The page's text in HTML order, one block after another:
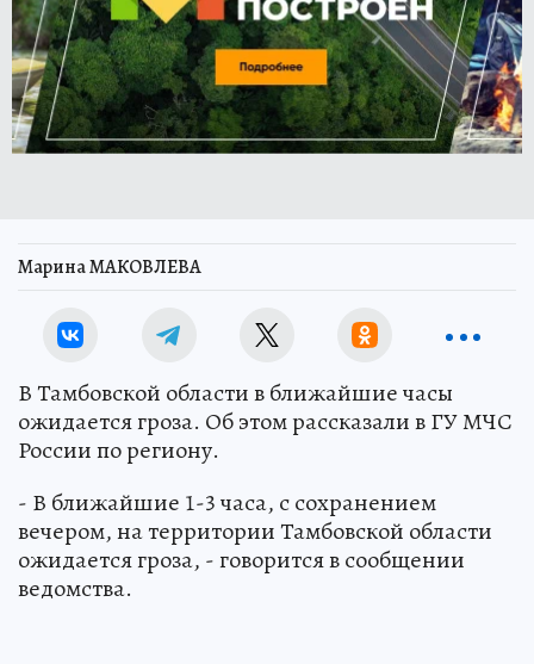
Марина МАКОВЛЕВА
В Тамбовской области в ближайшие часы
ожидается гроза. Об этом рассказали в ГУ МЧС
России по региону.
- В ближайшие 1-3 часа, с сохранением
вечером, на территории Тамбовской области
ожидается гроза, - говорится в сообщении
ведомства.